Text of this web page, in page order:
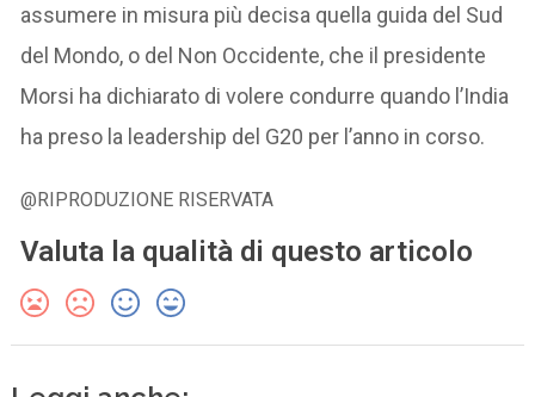
assumere in misura più decisa quella guida del Sud
del Mondo, o del Non Occidente, che il presidente
Morsi ha dichiarato di volere condurre quando l’India
ha preso la leadership del G20 per l’anno in corso.
@RIPRODUZIONE RISERVATA
Valuta la qualità di questo articolo